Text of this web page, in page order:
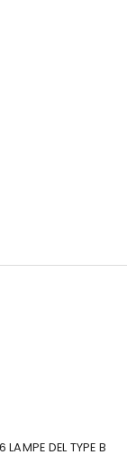
DEL TYPE B